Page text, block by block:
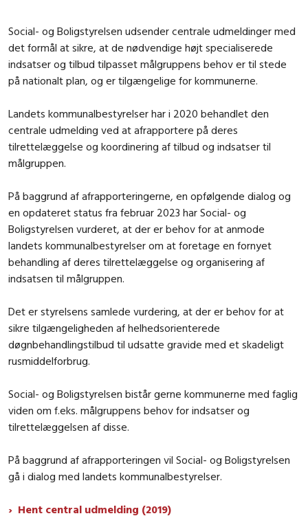
Social- og Boligstyrelsen udsender centrale udmeldinger med
det formål at sikre, at de nødvendige højt specialiserede
indsatser og tilbud tilpasset målgruppens behov er til stede
på nationalt plan, og er tilgængelige for kommunerne.
Landets kommunalbestyrelser har i 2020 behandlet den
centrale udmelding ved at afrapportere på deres
tilrettelæggelse og koordinering af tilbud og indsatser til
målgruppen.
På baggrund af afrapporteringerne, en opfølgende dialog og
en opdateret status fra februar 2023 har Social- og
Boligstyrelsen vurderet, at der er behov for at anmode
landets kommunalbestyrelser om at foretage en fornyet
behandling af deres tilrettelæggelse og organisering af
indsatsen til målgruppen.
Det er styrelsens samlede vurdering, at der er behov for at
sikre tilgængeligheden af helhedsorienterede
døgnbehandlingstilbud til udsatte gravide med et skadeligt
rusmiddelforbrug.
Social- og Boligstyrelsen bistår gerne kommunerne med faglig
viden om f.eks. målgruppens behov for indsatser og
tilrettelæggelsen af disse.
På baggrund af afrapporteringen vil Social- og Boligstyrelsen
gå i dialog med landets kommunalbestyrelser.
Hent central udmelding (2019)